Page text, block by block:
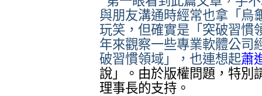
與朋友溝通時經常也拿「烏
玩笑，但確實是「突破習慣
年來觀察一些專業軟體公司
破習慣領域」，也連想起蕭
說」。由於版權問題，特別
理事長的支持。